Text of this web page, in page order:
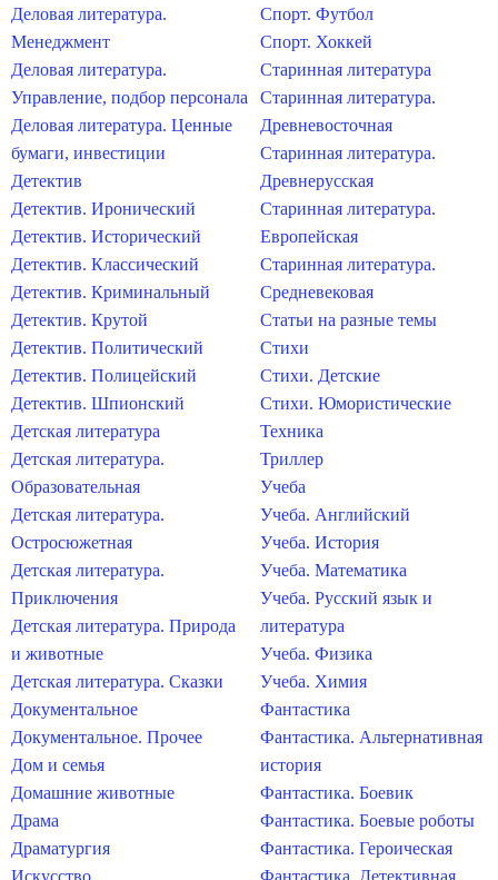
Деловая литература.
Менеджмент
Деловая литература.
Управление, подбор персонала
Деловая литература. Ценные
бумаги, инвестиции
Детектив
Детектив. Иронический
Детектив. Исторический
Детектив. Классический
Детектив. Криминальный
Детектив. Крутой
Детектив. Политический
Детектив. Полицейский
Детектив. Шпионский
Детская литература
Детская литература.
Образовательная
Детская литература.
Остросюжетная
Детская литература.
Приключения
Детская литература. Природа
и животные
Детская литература. Сказки
Документальное
Документальное. Прочее
Дом и семья
Домашние животные
Драма
Драматургия
Искусство
Спорт. Футбол
Спорт. Хоккей
Старинная литература
Старинная литература.
Древневосточная
Старинная литература.
Древнерусская
Старинная литература.
Европейская
Старинная литература.
Средневековая
Статьи на разные темы
Стихи
Стихи. Детские
Стихи. Юмористические
Техника
Триллер
Учеба
Учеба. Английский
Учеба. История
Учеба. Математика
Учеба. Русский язык и
литература
Учеба. Физика
Учеба. Химия
Фантастика
Фантастика. Альтернативная
история
Фантастика. Боевик
Фантастика. Боевые роботы
Фантастика. Героическая
Фантастика. Детективная